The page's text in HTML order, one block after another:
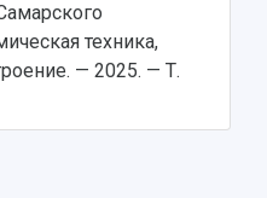
техника,
— 2025. — Т.